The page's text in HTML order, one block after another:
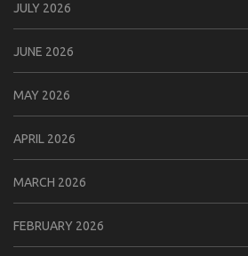
JULY 2026
JUNE 2026
MAY 2026
APRIL 2026
MARCH 2026
FEBRUARY 2026